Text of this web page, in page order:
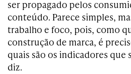
ser propagado pelos
conteúdo. Parece simples,
trabalho e foco, pois, como
construção de marca, é
quais são os indicadores que
diz.